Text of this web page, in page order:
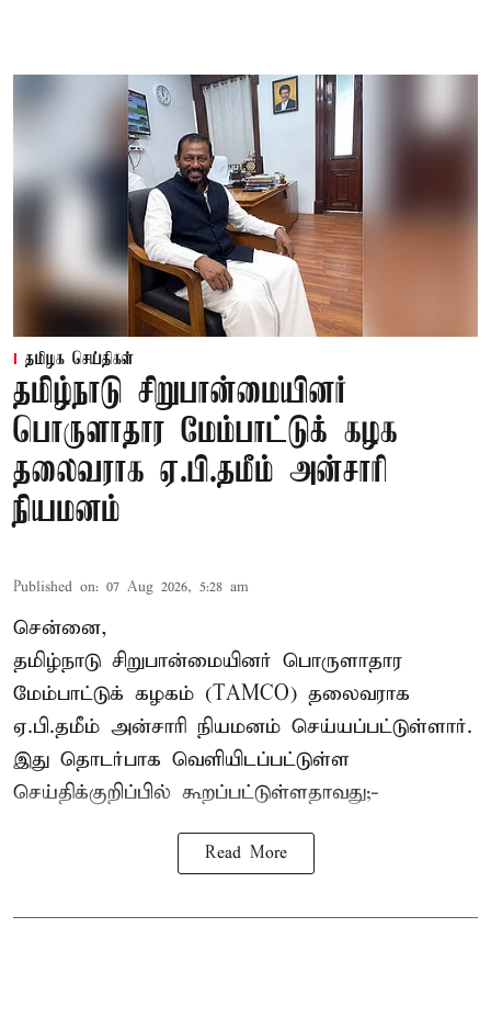
தமிழக செய்திகள்
தமிழ்நாடு சிறுபான்மையினர்
பொருளாதார மேம்பாட்டுக் கழக
தலைவராக ஏ.பி.தமீம் அன்சாரி
நியமனம்
Published on: 07 Aug 2026, 5:28 am
சென்னை,
தமிழ்நாடு சிறுபான்மையினர் பொருளாதார
மேம்பாட்டுக் கழகம் (TAMCO) தலைவராக
ஏ.பி.தமீம் அன்சாரி நியமனம் செய்யப்பட்டுள்ளார்.
இது தொடர்பாக வெளியிடப்பட்டுள்ள
செய்திக்குறிப்பில் கூறப்பட்டுள்ளதாவது;-
Read More